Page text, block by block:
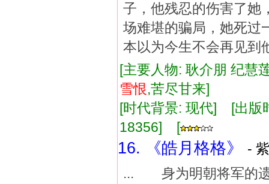
子，他残忍的伤害了她
场难堪的骗局，她死过
本以为今生不会再见到
[主要人物: 耿介朋 纪
雪恨,苦尽甘来]
[时代背景: 现代] [出
18356] [
16. 《皓月格格》
-
... 身为明朝将军的遗